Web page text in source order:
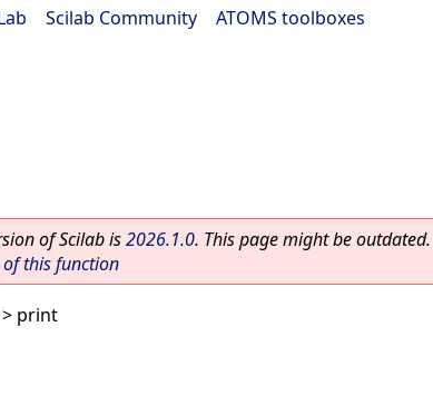
Scilab Community ATOMS toolboxes
of Scilab is2026.1.0. This page might be outdated.
this function
> print